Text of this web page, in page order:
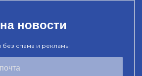
новости
без спама и рекламы